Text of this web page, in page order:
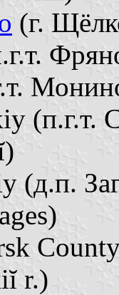
(г.
(п.г.т.
(д.п.
r.)